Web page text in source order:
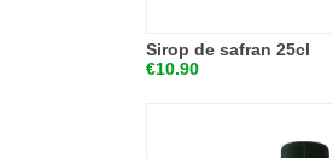
Sirop de safran 25cl
€10.90